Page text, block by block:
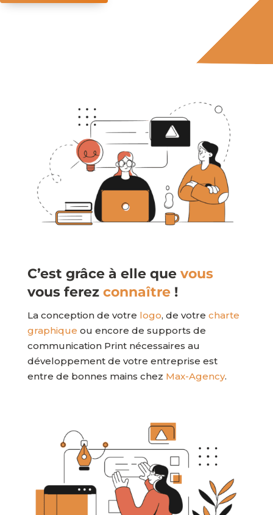
C’est grâce à elle que vous
vous ferez connaître!
La conception de votre logo, de votre charte
graphique ou encore de supports de
communication Print nécessaires au
développement de votre entreprise est
entre de bonnes mains chez Max-Agency.